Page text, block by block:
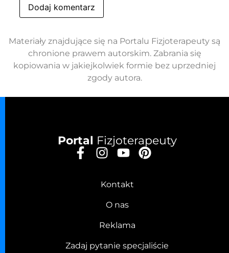
Materiały znajdujące się na Portalu Fizjoterapeuty są
chronione prawem autorskim. Zabrania się
kopiowania w jakiejkolwiek formie bez uprzedniej
zgody autora.
Portal Fizjoterapeuty
Kontakt
O nas
Reklama
Zadaj pytanie specjaliście